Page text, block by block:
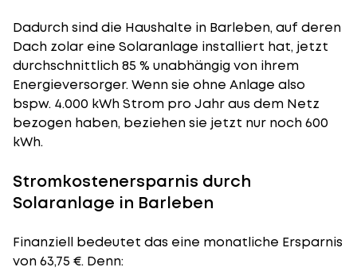
Dadurch sind die Haushalte in Barleben, auf deren
Dach zolar eine Solaranlage installiert hat, jetzt
durchschnittlich 85 % unabhängig von ihrem
Energieversorger. Wenn sie ohne Anlage also
bspw. 4.000 kWh Strom pro Jahr aus dem Netz
bezogen haben, beziehen sie jetzt nur noch 600
kWh.
Stromkostenersparnis durch
Solaranlage in Barleben
Finanziell bedeutet das eine monatliche Ersparnis
von 63,75 €. Denn: